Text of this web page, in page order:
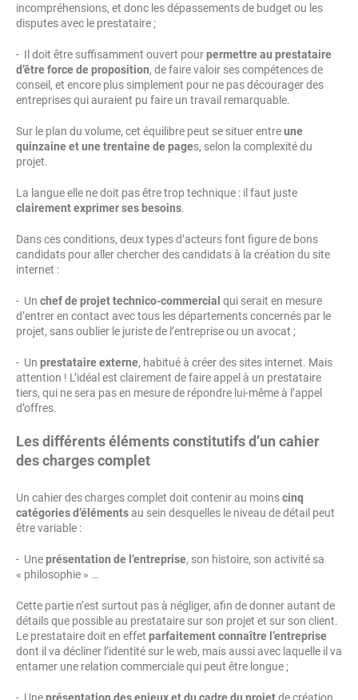
incompréhensions, et donc les dépassements de budget ou les
disputes avec le prestataire ;
- Il doit être suffisamment ouvert pourpermettre au prestataire
d’être force de proposition, de faire valoir ses compétences de
conseil, et encore plus simplement pour ne pas décourager des
entreprises qui auraient pu faire un travail remarquable.
Sur le plan du volume, cet équilibre peut se situer entreune
quinzaine et une trentaine de pages, selon la complexité du
projet.
La langue elle ne doit pas être trop technique : il faut juste
clairement exprimer ses besoins.
Dans ces conditions, deux types d’acteurs font figure de bons
candidats pour aller chercher des candidats à la création du site
internet :
- Un chef de projet technico-commercial qui serait en mesure
d’entrer en contact avec tous les départements concernés par le
projet, sans oublier le juriste de l’entreprise ou un avocat ;
- Un prestataire externe, habitué à créer des sites internet. Mais
attention ! L’idéal est clairement de faire appel à un prestataire
tiers, qui ne sera pas en mesure de répondre lui-même à l’appel
d’offres.
Les différents éléments constitutifs d’un cahier
des charges complet
Un cahier des charges complet doit contenir au moinscinq
catégories d’élémentsau sein desquelles le niveau de détail peut
être variable :
- Uneprésentation de l’entreprise, son histoire, son activité sa
« philosophie » …
Cette partie n’est surtout pas à négliger, afin de donner autant de
détails que possible au prestataire sur son projet et sur son client.
Le prestataire doit en effet parfaitement connaître l’entreprise
dont il va décliner l’identité sur le web, mais aussi avec laquelle il va
entamer une relation commerciale qui peut être longue ;
- Uneprésentation des enjeux et du cadre du projetde création